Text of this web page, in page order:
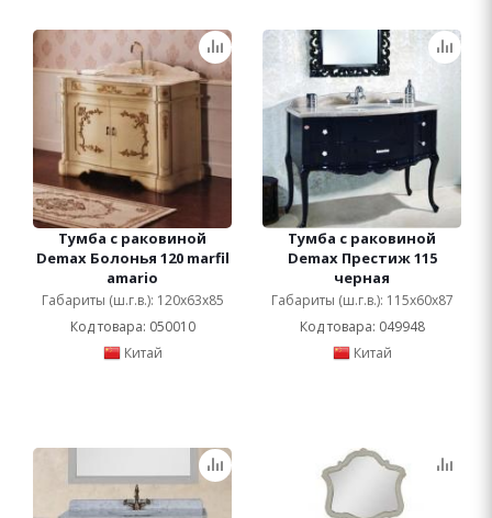
Тумба с раковиной
Demax Болонья 120 marfil
amario
Габариты (ш.г.в.): 120x63x85
Код товара: 050010
Китай
Тумба с раковиной
Demax Престиж 115
черная
Габариты (ш.г.в.): 115x60x87
Код товара: 049948
Китай